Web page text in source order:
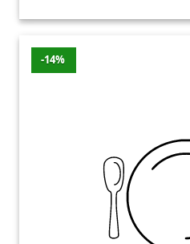
-14%